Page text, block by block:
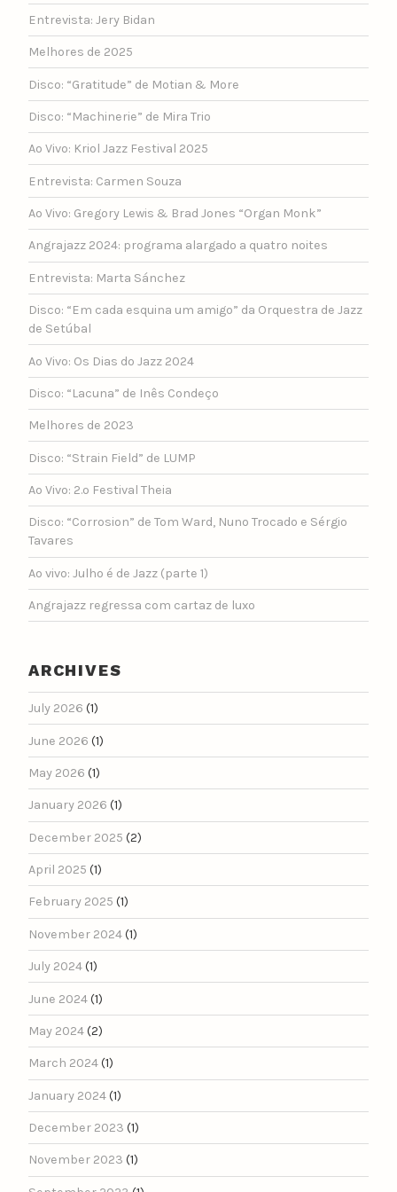
Entrevista: Jery Bidan
Melhores de 2025
Disco: “Gratitude” de Motian & More
Disco: “Machinerie” de Mira Trio
Ao Vivo: Kriol Jazz Festival 2025
Entrevista: Carmen Souza
Ao Vivo: Gregory Lewis & Brad Jones “Organ Monk”
Angrajazz 2024: programa alargado a quatro noites
Entrevista: Marta Sánchez
Disco: “Em cada esquina um amigo” da Orquestra de Jazz
de Setúbal
Ao Vivo: Os Dias do Jazz 2024
Disco: “Lacuna” de Inês Condeço
Melhores de 2023
Disco: “Strain Field” de LUMP
Ao Vivo: 2.º Festival Theia
Disco: “Corrosion” de Tom Ward, Nuno Trocado e Sérgio
Tavares
Ao vivo: Julho é de Jazz (parte 1)
Angrajazz regressa com cartaz de luxo
ARCHIVES
July 2026 (1)
June 2026 (1)
May 2026 (1)
January 2026 (1)
December 2025 (2)
April 2025 (1)
February 2025 (1)
November 2024(1)
July 2024(1)
June 2024(1)
May 2024(2)
March 2024(1)
January 2024(1)
December 2023 (1)
November 2023 (1)